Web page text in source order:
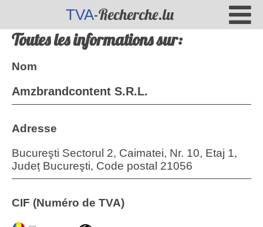
TVA-Recherche.lu
Toutes les informations sur:
Nom
Amzbrandcontent S.R.L.
Adresse
Bucureşti Sectorul 2, Caimatei, Nr. 10, Etaj 1,
Județ Bucureşti, Code postal 21056
CIF (Numéro de TVA)